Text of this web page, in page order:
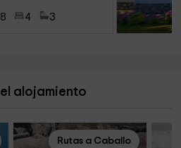
8 4 3
alojamiento
Rutas a Caballo